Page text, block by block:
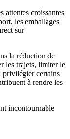
attentes croissantes
les emballages
sur
la réduction de
les trajets, limiter le
privilégier certains
à rendre les
incontournable